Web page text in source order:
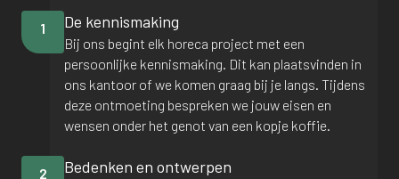
1 De kennismaking
Bij ons begint elk horeca project met een
persoonlijke kennismaking. Dit kan plaatsvinden in
ons kantoor of we komen graag bij je langs. Tijdens
deze ontmoeting bespreken we jouw eisen en
wensen onder het genot van een kopje koffie.
2 Bedenken en ontwerpen